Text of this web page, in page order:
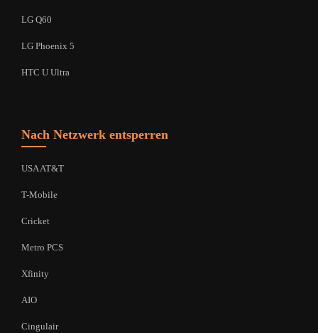
LG Q60
LG Phoenix 5
HTC U Ultra
Nach Netzwerk entsperren
USA AT&T
T-Mobile
Cricket
Metro PCS
Xfinity
AIO
Cingulair